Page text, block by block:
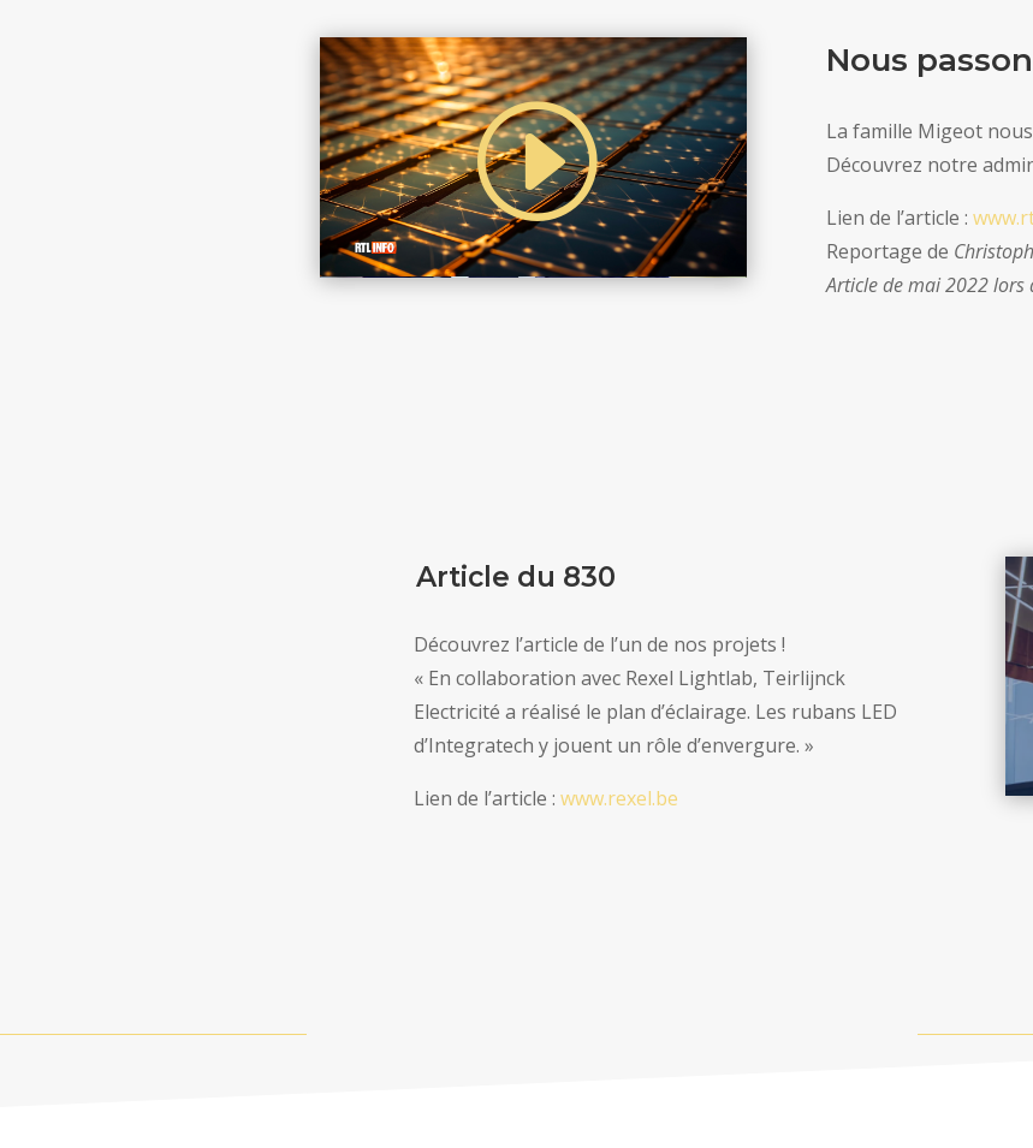
Nous
La famille Migeot
Découvrez notre
Lien de l’article :
Reportage de
Article de mai 2022
Article du 830
Découvrez l’article de l’un de nos projets !
« En collaboration avec Rexel Lightlab, Teirlijnck
Electricité a réalisé le plan d’éclairage. Les rubans LED
d’Integratech y jouent un rôle d’envergure. »
Lien de l’article : www.rexel.be